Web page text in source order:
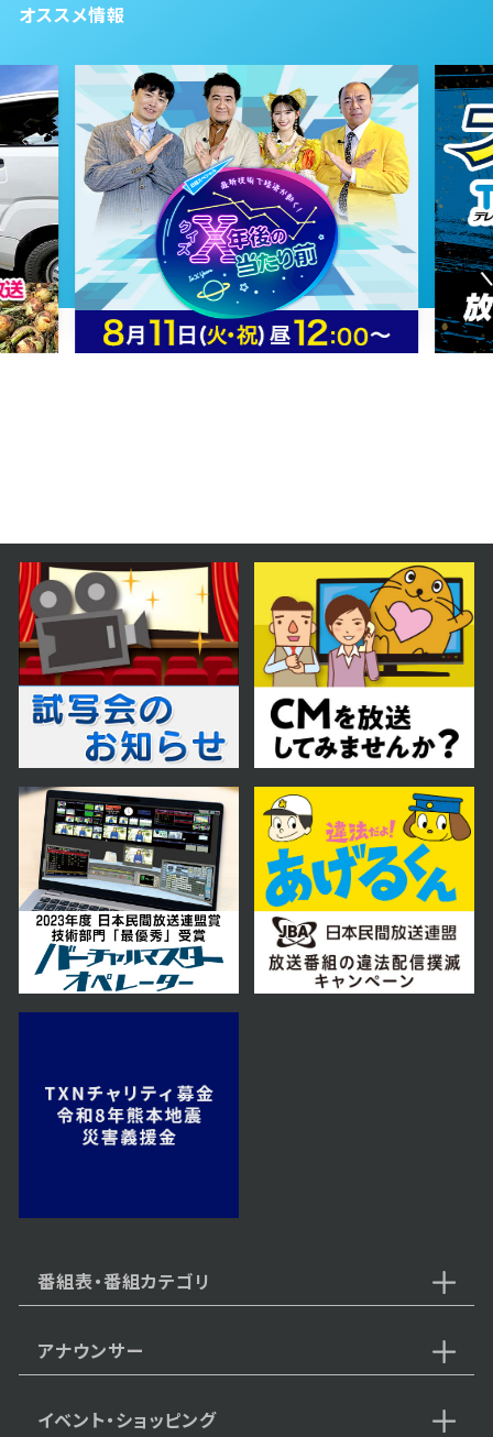
2024年07月15日 放送
第61話
2024年07月12日 放送
第60話
2024年07月10日 放送
第58話
2024年07月09日 放送
第57話
2024年07月08日 放送
第56話
第55話
オススメ情報
番組表・番組カテゴリ
アナウンサー
イベント・ショッピング